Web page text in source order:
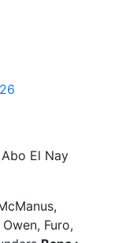
El Nay
Furo,